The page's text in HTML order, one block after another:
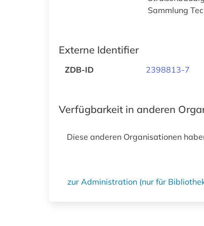
Sammlung
Externe Identifier
ZDB-ID 2398813-7
Verfügbarkeit in anderen
Diese anderen Organisationen
zur Administration (nur für